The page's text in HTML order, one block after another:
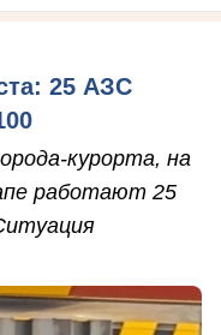
25 АЗС
курорта, на
работают 25